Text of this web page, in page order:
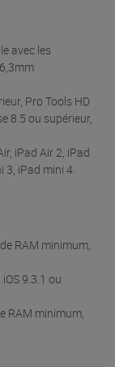
avec les
Pro Tools HD
8.5 ou supérieur,
iPad Air 2, iPad
3, iPad mini 4.
RAM minimum,
9.3.1 ou
RAM minimum,